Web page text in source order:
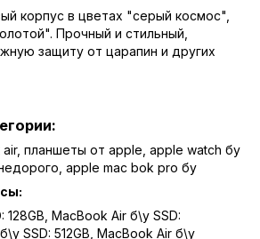
корпус в цветах "серый космос",
Прочный и стильный,
защиту от царапин и других
air, планшеты от apple apple watch бу
apple mac bok pro бу
128GB MacBook Air б\у SSD:
SSD: 512GB MacBook Air б\у